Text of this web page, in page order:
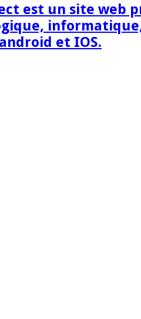
est un site
et IOS.